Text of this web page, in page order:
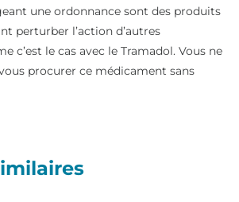
une ordonnance sont des produits
perturber l’action d’autres
c’est le cas avec le Tramadol. Vous ne
procurer ce médicament sans